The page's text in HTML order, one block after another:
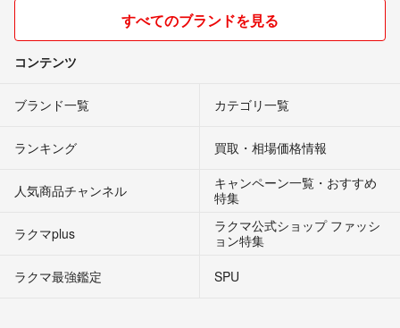
すべてのブランドを見る
コンテンツ
ブランド一覧 カテゴリ一覧
ランキング 買取・相場価格情報
人気商品チャンネル
キャンペーン一覧・おすすめ
特集
ラクマplus
ラクマ公式ショップ ファッシ
ョン特集
ラクマ最強鑑定
SPU